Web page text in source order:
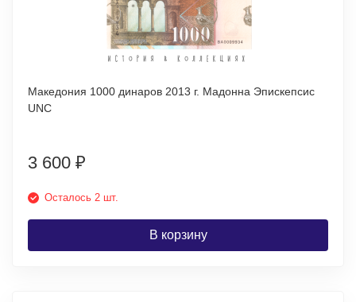
Македония 1000 динаров 2013 г. Мадонна Эпискепсис
UNC
3 600 ₽
Осталось 2 шт.
В корзину